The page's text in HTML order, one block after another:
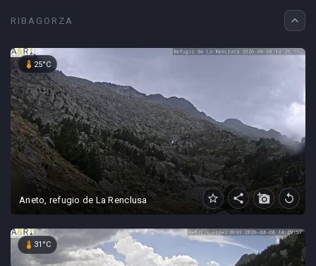
RIBAGORZA expand_less
star_border share add_a_photo replay
device_thermostat 25°C
Aneto, refugio de La Renclusa
device_thermostat 31°C